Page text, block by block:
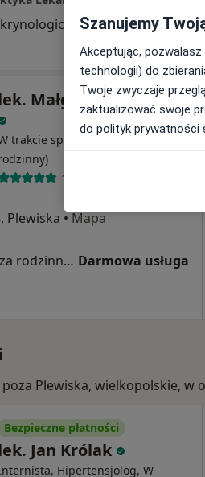
od 300 zł
Małgorzata Popiel
trakcie specjalizacji (Lekarz
14 opinii
Plewiska • Mapa
Konsultacja lekarza rodzinnego Darmowa usługa
Plewiska, wielkopolskie,
Bezpieczne płatności
Jan Królak
Hipertensjolog, W
Szanujemy
Akceptując,
technologii) do
Twoje zwyczaje
zaktualizować swoje
do polityk prywatności